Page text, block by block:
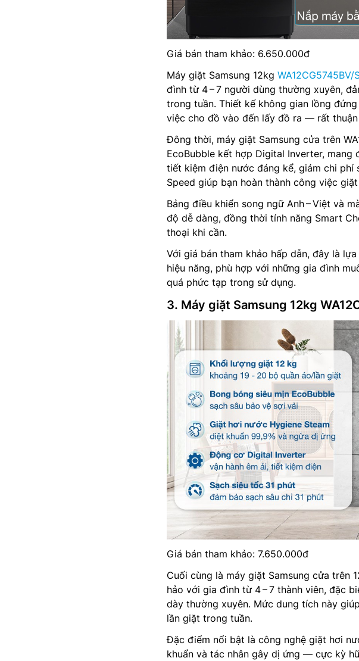
Giá bán tham khảo: 6.650.000đ
Máy giặt Samsung 12kg WA12CG5745BV/
đình từ 4 – 7 người dùng thường xuyên,
trong tuần. Thiết kế không gian lồng
việc cho đồ vào đến lấy đồ ra — rất
Đông thời, máy giặt Samsung cửa trên
EcoBubble kết hợp Digital Inverter,
tiết kiệm điện nước đáng kể, giảm chi
Speed giúp bạn hoàn thành công việc
Bảng điều khiển song ngữ Anh – Việt và
độ dễ dàng, đồng thời tính năng Smart
thoại khi cần.
Với giá bán tham khảo hấp dẫn, đây là
hiệu năng, phù hợp với những gia đình
quá phức tạp trong sử dụng.
3. Máy giặt Samsung 12kg
Giá bán tham khảo: 7.650.000đ
Cuối cùng là máy giặt Samsung cửa trên
hảo với gia đình từ 4 – 7 thành viên, đặc
dày thường xuyên. Mức dung tích này
lần giặt trong tuần.
Đặc điểm nổi bật là công nghệ giặt hơi
khuẩn và tác nhân gây dị ứng — cực kỳ